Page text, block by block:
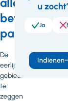
betrokken
partijen
De
eerlijkheid
gebiedt
te
zeggen
u
Ja
Indienen